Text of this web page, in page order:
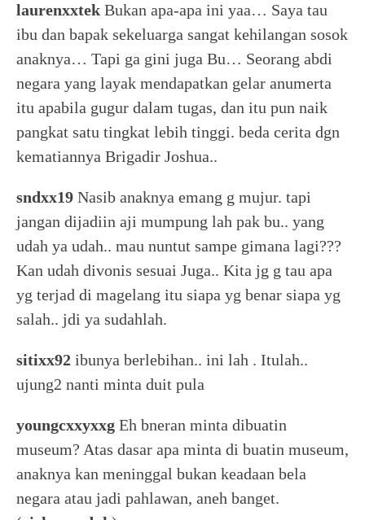
laurenxxtek Bukan apa-apa ini yaa… Saya tau
ibu dan bapak sekeluarga sangat kehilangan sosok
anaknya… Tapi ga gini juga Bu… Seorang abdi
negara yang layak mendapatkan gelar anumerta
itu apabila gugur dalam tugas, dan itu pun naik
pangkat satu tingkat lebih tinggi. beda cerita dgn
kematiannya Brigadir Joshua..
sndxx19 Nasib anaknya emang g mujur. tapi
jangan dijadiin aji mumpung lah pak bu.. yang
udah ya udah.. mau nuntut sampe gimana lagi???
Kan udah divonis sesuai Juga.. Kita jg g tau apa
yg terjad di magelang itu siapa yg benar siapa yg
salah.. jdi ya sudahlah.
sitixx92 ibunya berlebihan.. ini lah . Itulah..
ujung2 nanti minta duit pula
youngcxxyxxg Eh bneran minta dibuatin
museum? Atas dasar apa minta di buatin museum,
anaknya kan meninggal bukan keadaan bela
negara atau jadi pahlawan, aneh banget.